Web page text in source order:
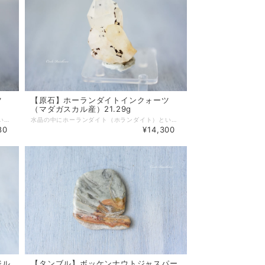
【原石】ホーランダイトインクォーツ
（マダガスカル産）21.29g
¥14,300
ル 【タンブル】ボッケンナウトジャスパー